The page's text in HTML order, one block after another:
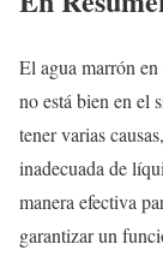
El agua marrón
no está bien en el
tener varias
inadecuada de
manera efectiva
garantizar un